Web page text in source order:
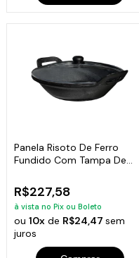
Panela Risoto De Ferro
Fundido Com Tampa De
R$227,58
à vista no Pix ou Boleto
ou10x de R$24,47sem
juros